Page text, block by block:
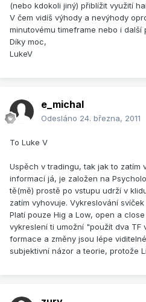
(nebo kdokoli jiný) přiblížit využití
V čem vidíš výhody a nevýhody
minutovému timeframe nebo i další
Díky moc,
LukeV
e_michal
Odesláno 24. března, 2011
To Luke V
Uspěch v tradingu, tak jak to zatím
informací já, je založen na
tě(mě) prostě po vstupu udrží v
zatím vyhovuje. Vykreslování
Platí pouze Hig a Low, open a
vykreslení ti umožní "použít dva TF
formace a změny jsou lépe
subjektivní názor a teorie, protože